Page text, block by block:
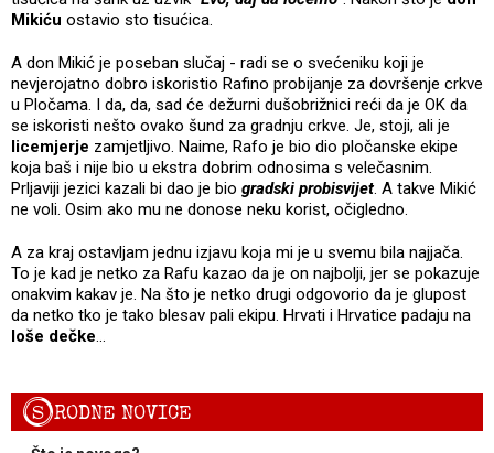
Mikiću ostavio sto tisućica.
A don Mikić je poseban slučaj - radi se o svećeniku koji je
nevjerojatno dobro iskoristio Rafino probijanje za dovršenje crkve
u Pločama. I da, da, sad će dežurni dušobrižnici reći da je OK da
se iskoristi nešto ovako šund za gradnju crkve. Je, stoji, ali je
licemjerje zamjetljivo. Naime, Rafo je bio dio pločanske ekipe
koja baš i nije bio u ekstra dobrim odnosima s velečasnim.
Prljaviji jezici kazali bi dao je bio gradski probisvijet. A takve Mikić
ne voli. Osim ako mu ne donose neku korist, očigledno.
A za kraj ostavljam jednu izjavu koja mi je u svemu bila najjača.
To je kad je netko za Rafu kazao da je on najbolji, jer se pokazuje
onakvim kakav je. Na što je netko drugi odgovorio da je glupost
da netko tko je tako blesav pali ekipu. Hrvati i Hrvatice padaju na
loše dečke...
SRODNE NOVICE